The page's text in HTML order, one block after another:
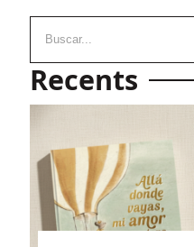
Recents